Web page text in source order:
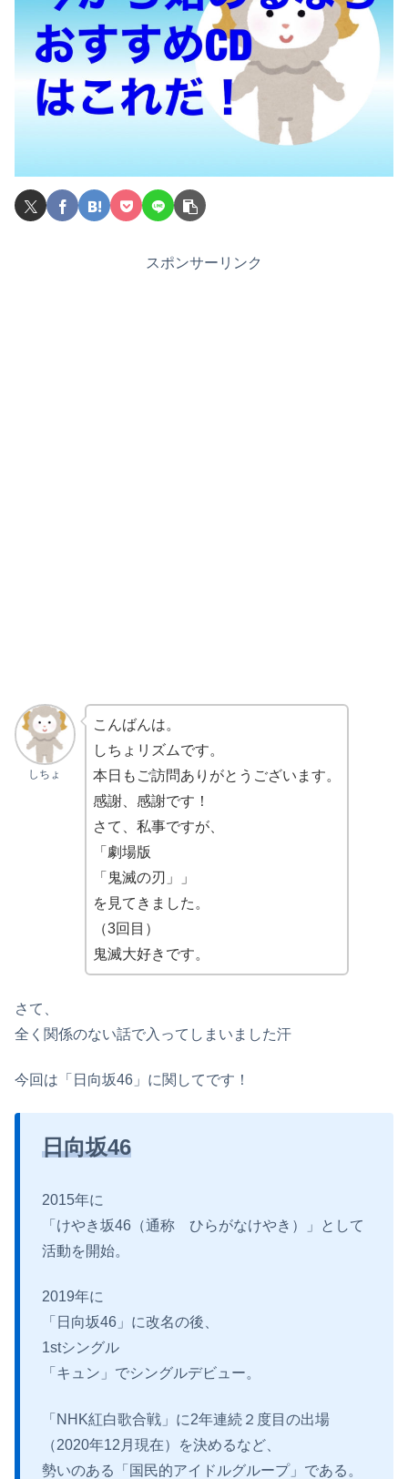
スポンサーリンク
しちょ
こんばんは。
しちょリズムです。
本日もご訪問ありがとうございます。
感謝、感謝です！
さて、私事ですが、
「劇場版
「鬼滅の刃」」
を見てきました。
（3回目）
鬼滅大好きです。
さて、
全く関係のない話で入ってしまいました汗
今回は「日向坂46」に関してです！
日向坂46
2015年に
「けやき坂46（通称 ひらがなけやき）」として
活動を開始。
2019年に
「日向坂46」に改名の後、
1stシングル
「キュン」でシングルデビュー。
「NHK紅白歌合戦」に2年連続２度目の出場
（2020年12月現在）を決めるなど、
勢いのある「国民的アイドルグループ」である。